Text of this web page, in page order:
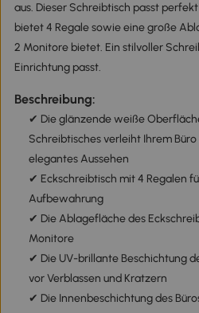
aus. Dieser Schreibtisch passt
bietet 4 Regale sowie eine große
2 Monitore bietet. Ein stilvoller
Einrichtung passt.
Beschreibung:
✔ Die glänzende weiße
Schreibtisches verleiht Ihrem
elegantes Aussehen
✔ Eckschreibtisch mit 4 Regalen
Aufbewahrung
✔ Die Ablagefläche des
Monitore
✔ Die UV-brillante Beschichtung
vor Verblassen und Kratzern
✔ Die Innenbeschichtung des